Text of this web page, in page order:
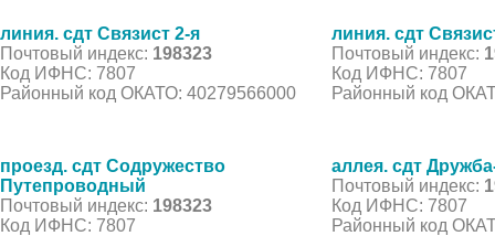
линия. сдт Связист 2-я
Почтовый индекс: 198323
Код ИФНС: 7807
Районный код ОКАТО: 40279566000
линия. сдт
Почтовый индекс:
Код ИФНС: 7807
Районный код
проезд. сдт Содружество
Путепроводный
Почтовый индекс: 198323
Код ИФНС: 7807
аллея. сдт
Почтовый индекс:
Код ИФНС: 7807
Районный код